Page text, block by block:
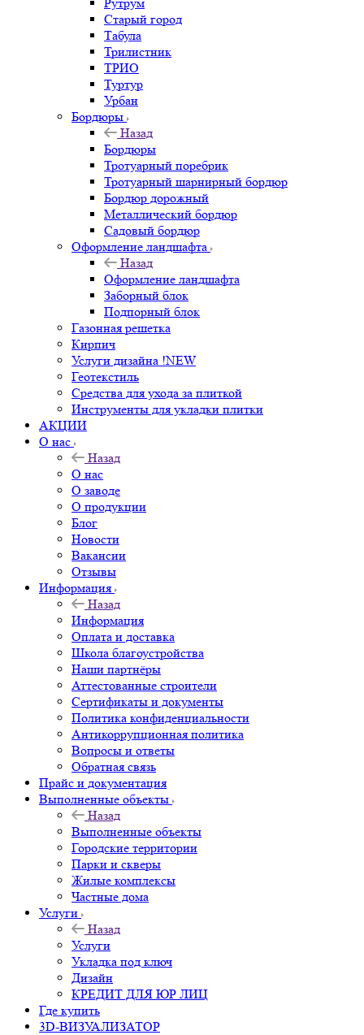
Старый город
Табула
Трилистник
ТРИО
Туртур
Урбан
Бордюры
Назад
Бордюры
Тротуарный поребрик
Тротуарный шарнирный бордюр
Бордюр дорожный
Металлический бордюр
Садовый бордюр
Оформление ландшафта
Назад
Оформление ландшафта
Заборный блок
Подпорный блок
Газонная решетка
Кирпич
Услуги дизайна !NEW
Геотекстиль
Средства для ухода за плиткой
Инструменты для укладки плитки
АКЦИИ
О нас
Назад
О нас
О заводе
О продукции
Блог
Новости
Вакансии
Отзывы
Информация
Назад
Информация
Оплата и доставка
Школа благоустройства
Наши партнёры
Аттестованные строители
Сертификаты и документы
Политика конфиденциальности
Антикоррупционная политика
Вопросы и ответы
Обратная связь
Прайс и документация
Выполненные объекты
Назад
Выполненные объекты
Городские территории
Парки и скверы
Жилые комплексы
Частные дома
Услуги
Назад
Услуги
Укладка под ключ
Дизайн
КРЕДИТ ДЛЯ ЮР ЛИЦ
Где купить
3D-ВИЗУАЛИЗАТОР